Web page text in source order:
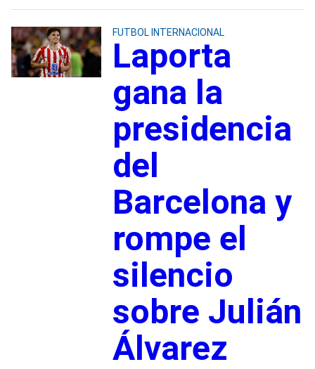
FUTBOL INTERNACIONAL
Laporta
gana la
presidencia
del
Barcelona y
rompe el
silencio
sobre Julián
Álvarez